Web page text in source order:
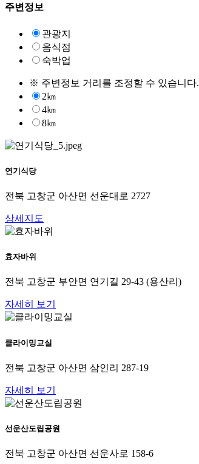
주변정보
관광지
음식점
숙박업
※ 주변정보 거리를 조정할 수 있습니다.
2㎞
4㎞
8㎞
연기식당
전북 고창군 아산면 선운대로 2727
상세지도
효자바위
전북 고창군 부안면 연기길 29-43 (용산리)
자세히 보기
클라이밍교실
전북 고창군 아산면 삼인리 287-19
자세히 보기
선운산도립공원
전북 고창군 아산면 선운사로 158-6